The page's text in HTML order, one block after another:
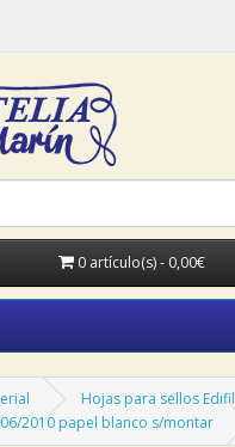
0 artículo(s) - 0,00€
Hojas para sellos Edifil
2010 papel blanco s/montar